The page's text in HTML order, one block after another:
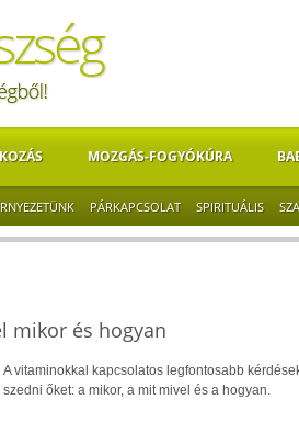
MOZGÁS-FOGYÓKÚRA
PÁRKAPCSOLAT SPIRITUÁLIS
mikor és hogyan
A vitaminokkal kapcsolatos legfontosabb
szedni őket: a mikor, a mit mivel és a hogyan.